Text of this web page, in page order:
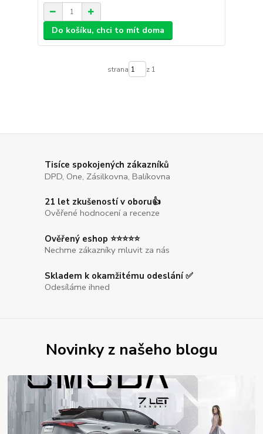
Do košíku, chci to mít doma
strana z 1
Tisíce spokojených zákazníků
DPD, One, Zásilkovna, Balíkovna
21 let zkušeností v oboru👍
Ověřené hodnocení a recenze
Ověřený eshop ⭐⭐⭐⭐⭐
Nechme zákazníky mluvit za nás
Skladem k okamžitému odeslání ✅
Odesíláme ihned
Novinky z našeho blogu